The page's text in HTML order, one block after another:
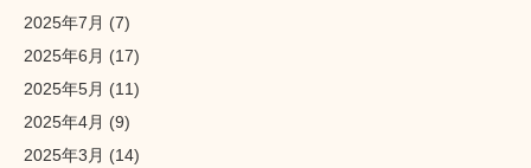
2025年7月 (7)
2025年6月 (17)
2025年5月 (11)
2025年4月 (9)
2025年3月 (14)